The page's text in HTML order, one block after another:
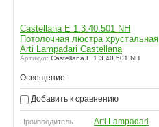
Castellana E 1.3.40.501 NH
Потолочная люстра хрустальная
Arti Lampadari Castellana
Артикул: Castellana E 1.3.40.501 NH
Освещение
Добавить к сравнению
Производитель Arti Lampadari